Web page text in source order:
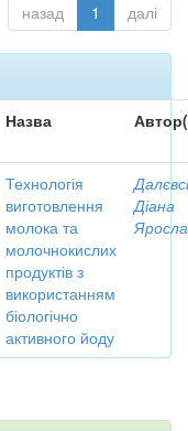
назад 1 далі
Назва
Технологія
виготовлення
молока та
молочнокислих
продуктів з
використанням
біологічно
активного йоду
Діана